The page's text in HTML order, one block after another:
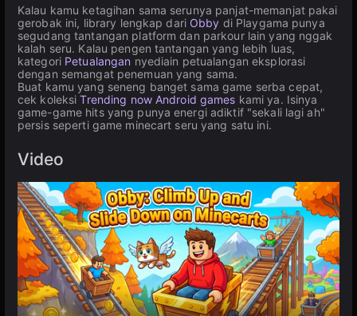
Kalau kamu ketagihan sama serunya panjat-memanjat pakai
gerobak ini, library lengkap dari Obby di Playgama punya
segudang tantangan platform dan parkour lain yang nggak
kalah seru. Kalau pengen tantangan yang lebih luas,
kategori Petualangan nyediain petualangan eksplorasi
dengan semangat penemuan yang sama.
Buat kamu yang seneng banget sama game serba cepat,
cek koleksiTrending now Android games kami ya. Isinya
game-game hits yang punya energi adiktif "sekali lagi ah"
persis seperti game minecart seru yang satu ini.
Video